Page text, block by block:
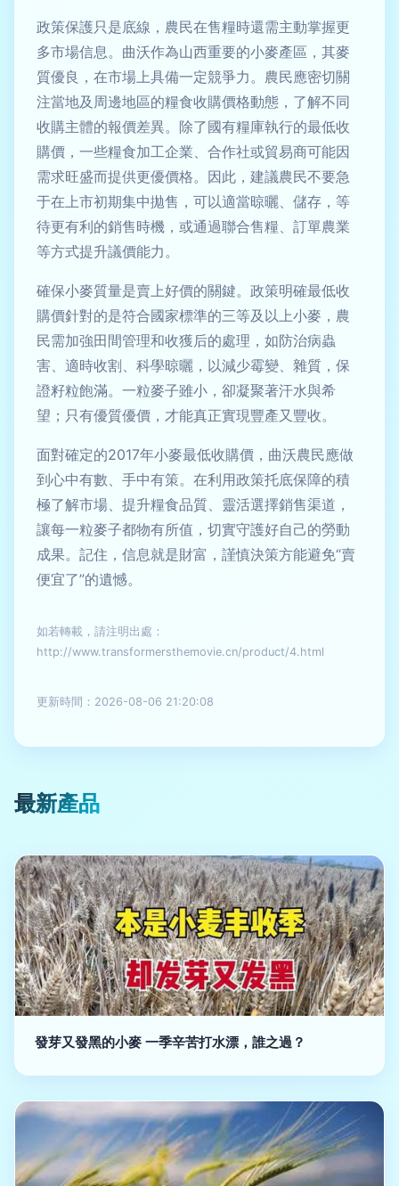
政策保護只是底線，農民在售糧時還需主動掌握更
多市場信息。曲沃作為山西重要的小麥產區，其麥
質優良，在市場上具備一定競爭力。農民應密切關
注當地及周邊地區的糧食收購價格動態，了解不同
收購主體的報價差異。除了國有糧庫執行的最低收
購價，一些糧食加工企業、合作社或貿易商可能因
需求旺盛而提供更優價格。因此，建議農民不要急
于在上市初期集中拋售，可以適當晾曬、儲存，等
待更有利的銷售時機，或通過聯合售糧、訂單農業
等方式提升議價能力。
確保小麥質量是賣上好價的關鍵。政策明確最低收
購價針對的是符合國家標準的三等及以上小麥，農
民需加強田間管理和收獲后的處理，如防治病蟲
害、適時收割、科學晾曬，以減少霉變、雜質，保
證籽粒飽滿。一粒麥子雖小，卻凝聚著汗水與希
望；只有優質優價，才能真正實現豐產又豐收。
面對確定的2017年小麥最低收購價，曲沃農民應做
到心中有數、手中有策。在利用政策托底保障的積
極了解市場、提升糧食品質、靈活選擇銷售渠道，
讓每一粒麥子都物有所值，切實守護好自己的勞動
成果。記住，信息就是財富，謹慎決策方能避免“賣
便宜了”的遺憾。
如若轉載，請注明出處：
http://www.transformersthemovie.cn/product/4.html
更新時間：2026-08-06 21:20:08
最新產品
發芽又發黑的小麥 一季辛苦打水漂，誰之過？